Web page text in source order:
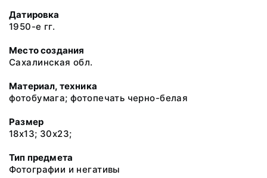
Датировка
1950-е гг.
Место создания
Сахалинская обл.
Материал, техника
фотобумага; фотопечать черно-белая
Размер
18х13; 30х23;
Тип предмета
Фотографии и негативы